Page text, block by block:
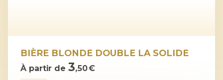
BIÈRE BLONDE DOUBLE LA SOLIDE
À partir de 3,50 €